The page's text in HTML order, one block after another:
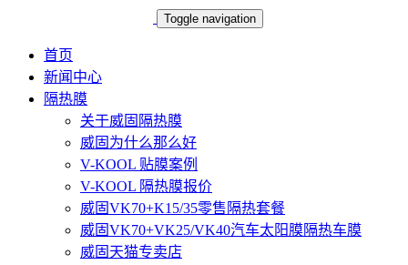
Toggle navigation
首页
新闻中心
隔热膜
关于威固隔热膜
威固为什么那么好
V-KOOL 贴膜案例
V-KOOL 隔热膜报价
威固VK70+K15/35零售隔热套餐
威固VK70+VK25/VK40汽车太阳膜隔热车膜
威固天猫专卖店